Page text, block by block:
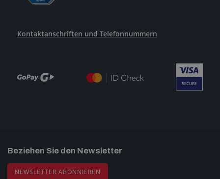
Kontaktanschriften und Telefonnummern
Beziehen Sie den Newsletter
NEWSLETTER ABONNIEREN